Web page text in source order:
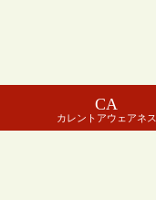
CA
カレントアウェアネス